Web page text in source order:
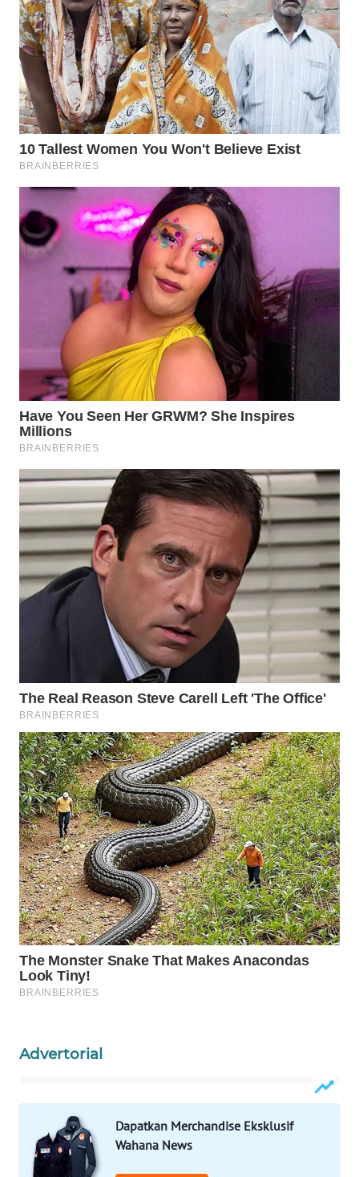
Advertorial
Dapatkan Merchandise Eksklusif
Wahana News
WAHANA
INFRASTRUKTUR
WAHANA
KONSUMEN
WAHANA
LISTRIK
WAHANA
TRAVEL
WAHANA
WAHANANEWS
ID
WAHANANEWS
CO ID
WAHANANEWS
NET
WAHANA
SPORT
WAHANA
UMKM
WAHANA
PERSONA
WAHANA
OTOMOTIF
WAHANA
HEALTH
WAHANA
DESA
WISATA
LAPAK
WAHANA
Wahana
KONSUMEN
LISTRIK
MASYARAKAT
KELISTRIKAN
WALINKI